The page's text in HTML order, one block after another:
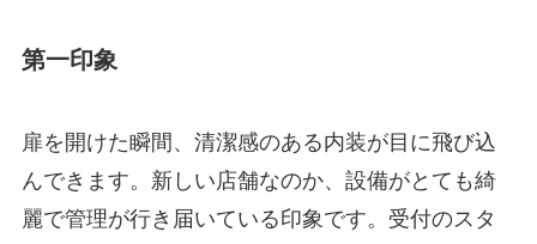
第一印象
扉を開けた瞬間、清潔感のある内装が目に飛び込
んできます。新しい店舗なのか、設備がとても綺
麗で管理が行き届いている印象です。受付のスタ